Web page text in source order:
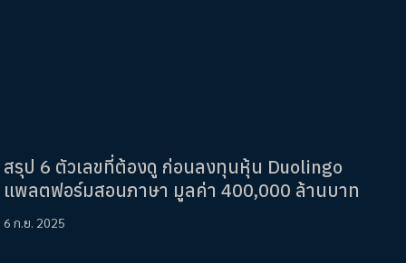
สรุป 6 ตัวเลขที่ต้องดู ก่อนลงทุนหุ้น Duolingo
แพลตฟอร์มสอนภาษา มูลค่า 400,000 ล้านบาท
6 ก.ย. 2025